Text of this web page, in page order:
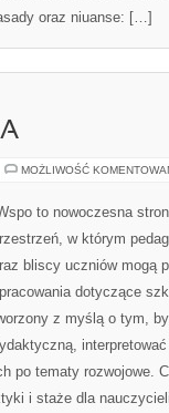
oraz niuanse: […]
MOŻLIWOŚĆ
to nowoczesna
w którym
bliscy uczniów mogą
dotyczące
z myślą o tym,
po tematy rozwojowe.
i staże dla